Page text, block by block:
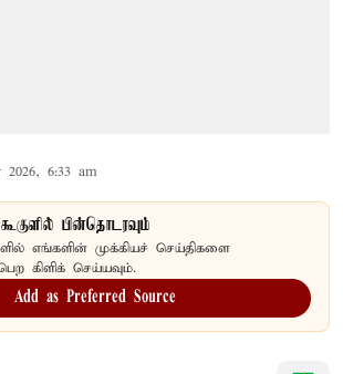
2026, 6:33 am
பின்தொடரவும்
எங்களின் முக்கியச் செய்திகளை
கிளிக் செய்யவும்.
Add as Preferred Source